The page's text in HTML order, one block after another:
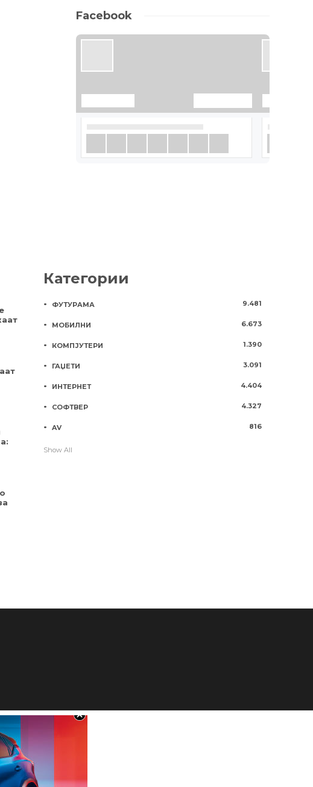
Facebook
Категории
ФУТУРАМА 9.481
МОБИЛНИ 6.673
КОМПЈУТЕРИ 1.390
ГАЏЕТИ 3.091
ИНТЕРНЕТ 4.404
СОФТВЕР 4.327
AV 816
Show All